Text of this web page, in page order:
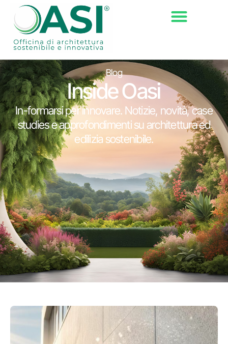
Blog
Inside Oasi
In-formarsi per innovare. Notizie, novità, case
studies e approfondimenti su architettura ed
edilizia sostenibile.